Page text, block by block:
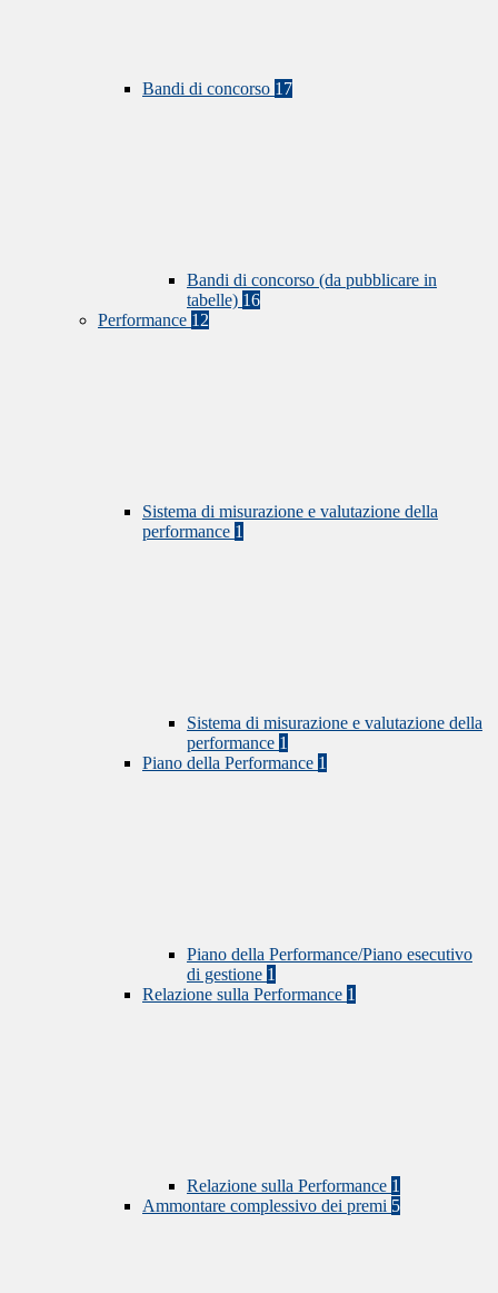
Bandi di concorso 17
Bandi di concorso (da pubblicare in
tabelle) 16
Performance 12
Sistema di misurazione e valutazione della
performance 1
Sistema di misurazione e valutazione della
performance 1
Piano della Performance 1
Piano della Performance/Piano esecutivo
di gestione 1
Relazione sulla Performance 1
Relazione sulla Performance 1
Ammontare complessivo dei premi 5